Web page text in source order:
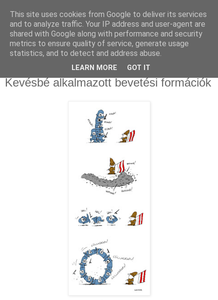
Kevésbé alkalmazott bevetési formációk
This site uses cookies from Google to deliver its services
and to analyze traffic. Your IP address and user-agent are
shared with Google along with performance and security
metrics to ensure quality of service, generate usage
statistics, and to detect and address abuse.
LEARN MORE GOT IT